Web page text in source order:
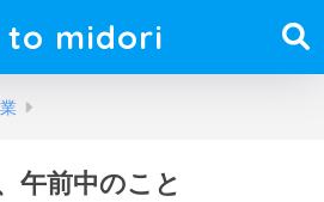
to midori
午前中のこと